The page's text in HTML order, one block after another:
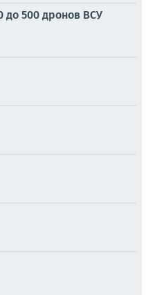
до 500 дронов ВСУ